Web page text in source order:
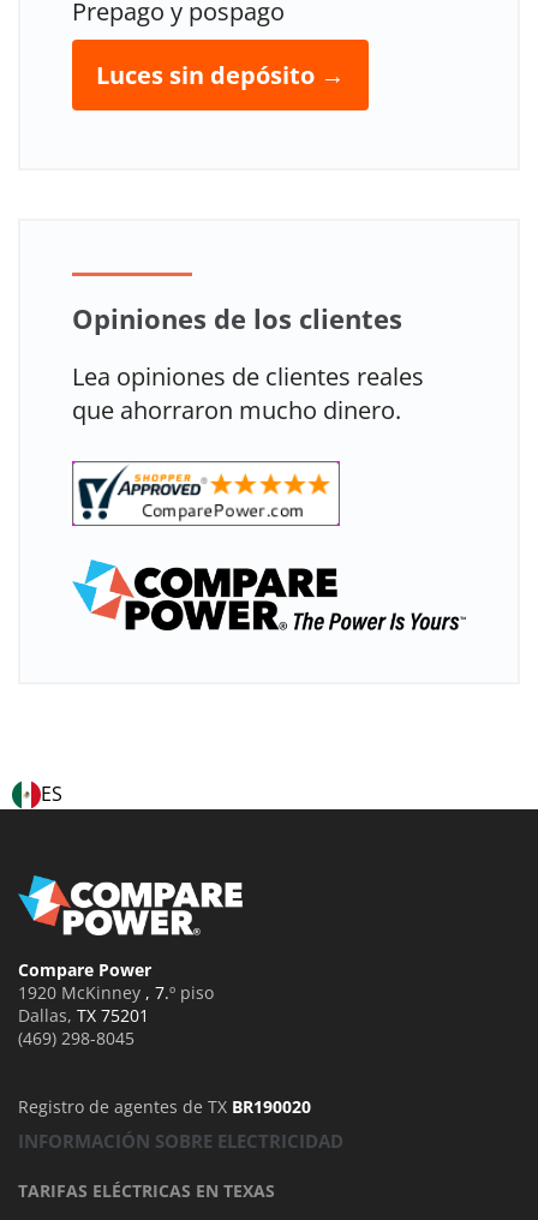
Prepago y pospago
Luces sin depósito →
Opiniones de los clientes
Lea opiniones de clientes reales
que ahorraron mucho dinero.
Compare Power
1920 McKinney , 7.º piso
Dallas, TX 75201
(469) 298-8045
Registro de agentes de TX BR190020
INFORMACIÓN SOBRE ELECTRICIDAD
TARIFAS ELÉCTRICAS EN TEXAS
ES